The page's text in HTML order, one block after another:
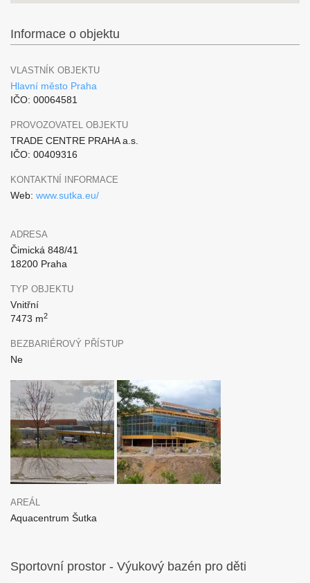
Informace o objektu
VLASTNÍK OBJEKTU
Hlavní město Praha
IČO: 00064581
PROVOZOVATEL OBJEKTU
TRADE CENTRE PRAHA a.s.
IČO: 00409316
KONTAKTNÍ INFORMACE
Web: www.sutka.eu/
ADRESA
Čimická 848/41
18200 Praha
TYP OBJEKTU
Vnitřní
7473 m2
BEZBARIÉROVÝ PŘÍSTUP
Ne
AREÁL
Aquacentrum Šutka
Sportovní prostor - Výukový bazén pro děti